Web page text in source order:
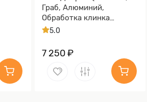
Граб, Алюминий,
Обработка клинка
Stonewash)
5.0
7 250 ₽